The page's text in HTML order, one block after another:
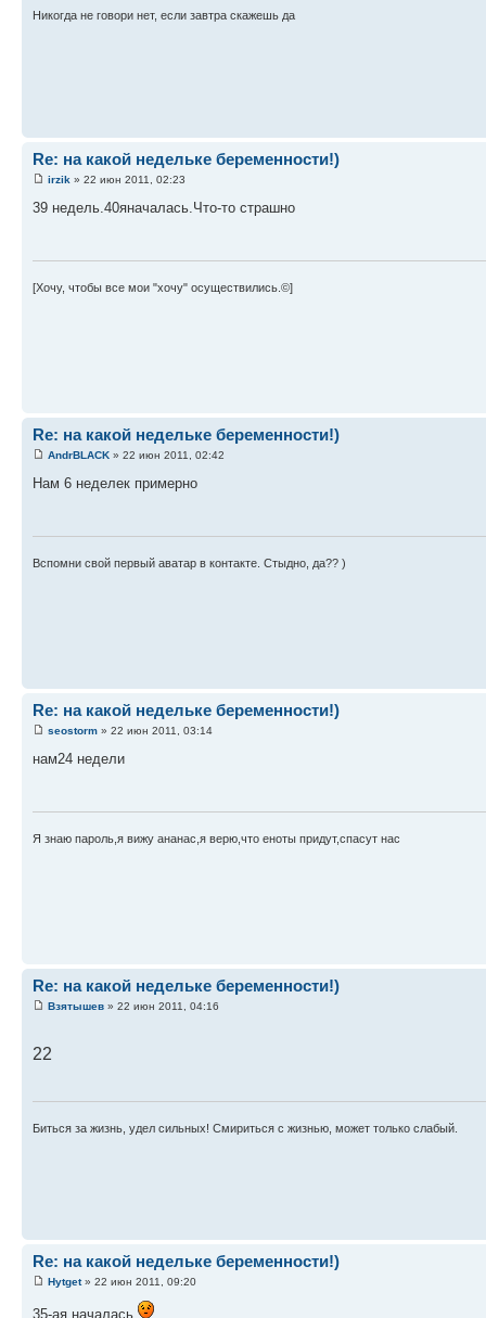
Никогда не говори нет, если завтра скажешь да
Re: на какой недельке беременности!)
irzik » 22 июн 2011, 02:23
39 недель.40яначалась.Что-то страшно
[Хочу, чтобы все мои "хочу" осуществились.©]
Re: на какой недельке беременности!)
AndrBLACK » 22 июн 2011, 02:42
Нам 6 неделек примерно
Вспомни свой первый аватар в контакте. Стыдно, да?? )
Re: на какой недельке беременности!)
seostorm » 22 июн 2011, 03:14
нам24 недели
Я знаю пароль,я вижу ананас,я верю,что еноты придут,спасут нас
Re: на какой недельке беременности!)
Взятышев » 22 июн 2011, 04:16
22
Биться за жизнь, удел сильных! Смириться с жизнью, может только слабый.
Re: на какой недельке беременности!)
Hytget» 22 июн 2011, 09:20
35-ая началась